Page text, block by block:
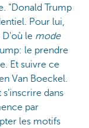
"Donald Trump
Pour lui,
D'où le mode
le prendre
Et suivre ce
Van Boeckel.
s'inscrire dans
par
les motifs